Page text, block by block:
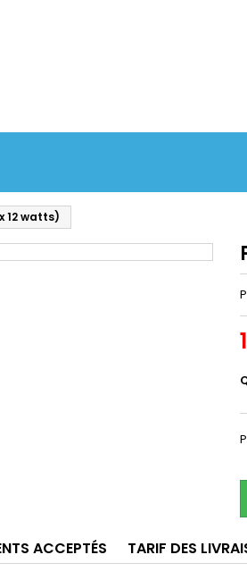
12 watts)
ACCEPTÉS TARIF DES